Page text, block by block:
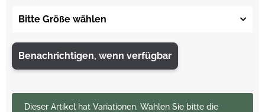
Bitte Größe wählen
Benachrichtigen, wenn verfügbar
xDieser Artikel hat Variationen. Wählen Sie bitte die